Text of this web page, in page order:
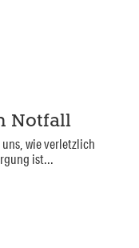
Notfall
wie verletzlich
ist...